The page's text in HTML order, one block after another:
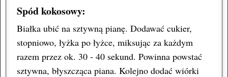
Spód kokosowy:
Białka ubić na sztywną pianę. Dodawać cukier,
stopniowo, łyżka po łyżce, miksując za każdym
razem przez ok. 30 - 40 sekund. Powinna powstać
sztywna, błyszcząca piana. Kolejno dodać wiórki